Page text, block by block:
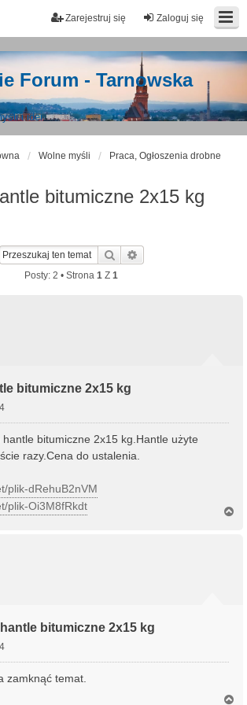
Zaloguj się
Zarejestruj się
Forum - Tarnowska
i idei
Wolne myśli Praca, Ogłoszenia drobne
bitumiczne 2x15 kg
Szukaj
Posty: 2 • Strona 1Z 1
bitumiczne 2x15 kg
bitumiczne 2x15 kg.Hantle użyte
razy.Cena do ustalenia.
plik-dRehuB2nVM
plik-Oi3M8fRkdt
bitumiczne 2x15 kg
zamknąć temat.